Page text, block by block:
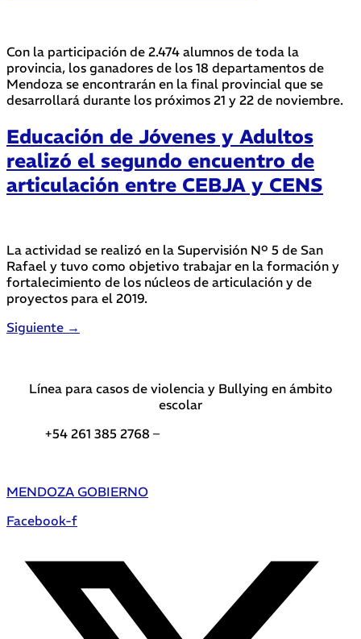
Con la participación de 2.474 alumnos de toda la
provincia, los ganadores de los 18 departamentos de
Mendoza se encontrarán en la final provincial que se
desarrollará durante los próximos 21 y 22 de noviembre.
Educación de Jóvenes y Adultos
realizó el segundo encuentro de
articulación entre CEBJA y CENS
La actividad se realizó en la Supervisión Nº 5 de San
Rafael y tuvo como objetivo trabajar en la formación y
fortalecimiento de los núcleos de articulación y de
proyectos para el 2019.
Siguiente →
Línea para casos de violencia y Bullying en ámbito
escolar
+54 261 385 2768 –
MENDOZA GOBIERNO
Facebook-f